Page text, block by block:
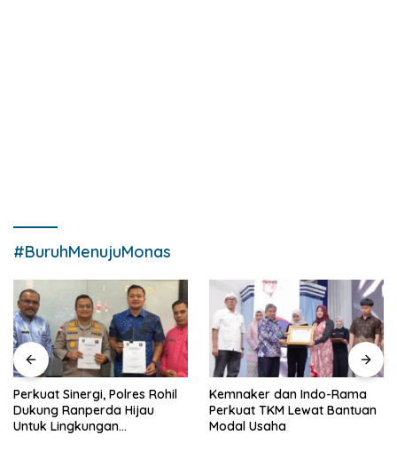
#BuruhMenujuMonas
Perkuat Sinergi, Polres Rohil
Dukung Ranperda Hijau
Untuk Lingkungan
Kemnaker dan Indo-Rama
Perkuat TKM Lewat Bantuan
Modal Usaha